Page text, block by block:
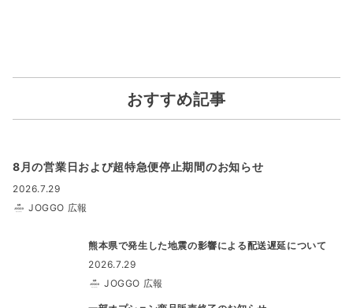
おすすめ記事
8月の営業日および超特急便停止期間のお知らせ
2026.7.29
JOGGO 広報
熊本県で発生した地震の影響による配送遅延について
2026.7.29
JOGGO 広報